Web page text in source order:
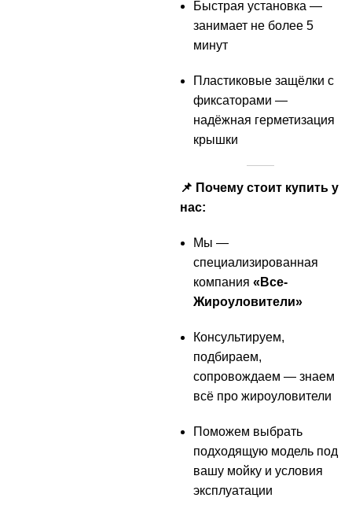
Быстрая установка —
занимает не более 5
минут
Пластиковые защёлки с
фиксаторами —
надёжная герметизация
крышки
📌 Почему стоит купить у
нас:
Мы —
специализированная
компания «Все-
Жироуловители»
Консультируем,
подбираем,
сопровождаем — знаем
всё про жироуловители
Поможем выбрать
подходящую модель под
вашу мойку и условия
эксплуатации